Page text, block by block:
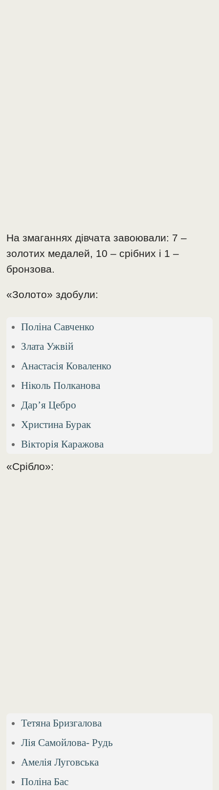
На змаганнях дівчата завоювали: 7 –
золотих медалей, 10 – срібних і 1 –
бронзова.
«Золото» здобули:
Поліна Савченко
Злата Ужвій
Анастасія Коваленко
Ніколь Полканова
Дар’я Цебро
Христина Бурак
Вікторія Каражова
«Срібло»:
Тетяна Бризгалова
Лія Самойлова- Рудь
Амелія Луговська
Поліна Бас